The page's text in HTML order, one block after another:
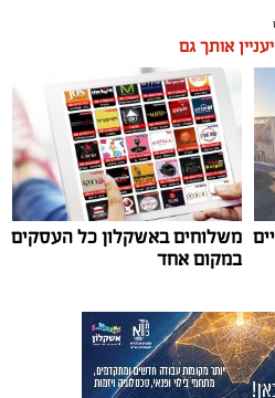
אותך גם
משלוחים באשקלון כל העסקים
במקום אחד